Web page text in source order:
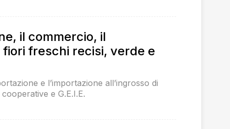
il commercio, il
fiori freschi recisi, verde e
e l’importazione all’ingrosso di
e G.E.I.E.